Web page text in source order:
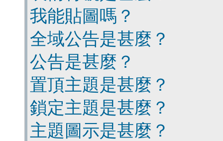
我能貼圖嗎？
全域公告是甚麼？
公告是甚麼？
置頂主題是甚麼？
鎖定主題是甚麼？
主題圖示是甚麼？